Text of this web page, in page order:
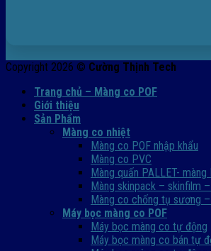
Copyright 2026 © Cường Thịnh Tech
Trang chủ – Màng co POF
Giới thiệu
Sản Phẩm
Màng co nhiệt
Màng co POF nhập khẩu
Màng co PVC
Màng quấn PALLET-
Màng skinpack – skinfilm
Màng co chống tụ sương
Máy bọc màng co POF
Máy bọc màng co tự động
Máy bọc màng co bán tự